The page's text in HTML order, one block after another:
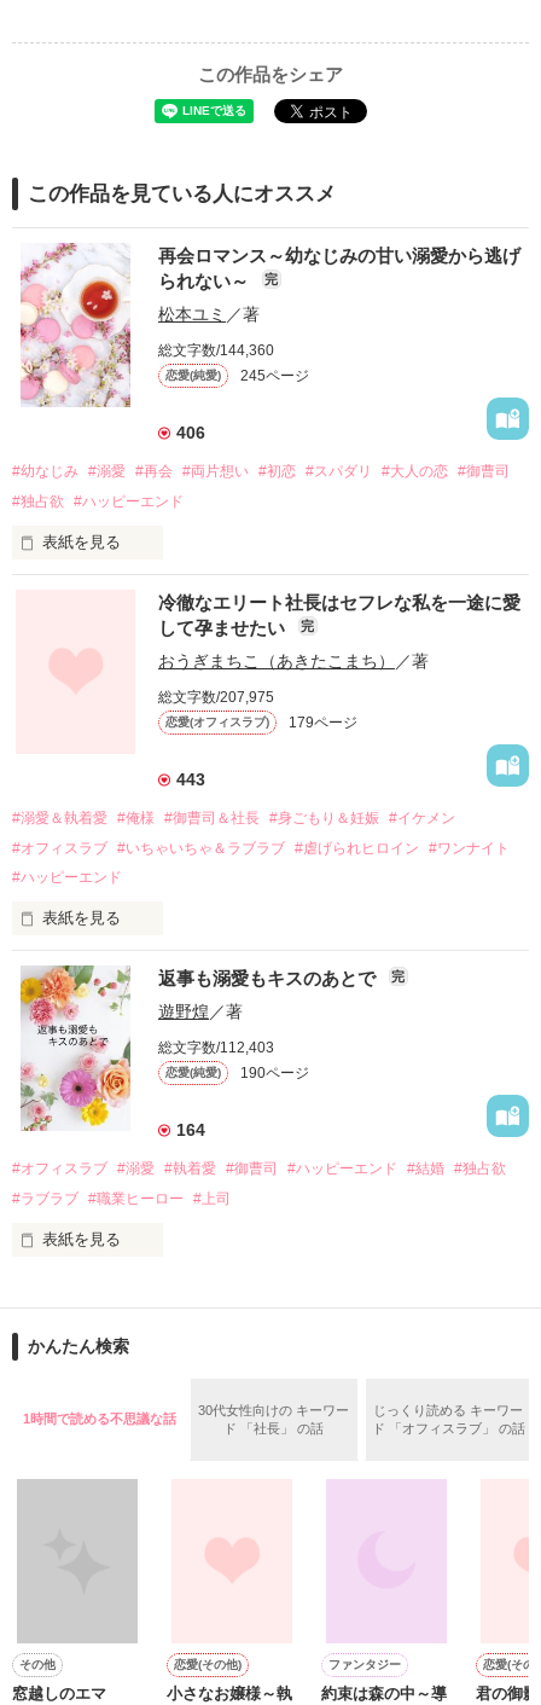
この作品をシェア
この作品を見ている人にオススメ
再会ロマンス～幼なじみの甘い溺愛から逃げ
られない～
完
松本ユミ ／著
総文字数/144,360
恋愛(純愛) 245ページ
406
#幼なじみ #溺愛 #再会 #両片想い #初恋 #スパダリ #大人の恋 #御曹司
#独占欲
#ハッピーエンド
表紙を見る
幼なじみの哲平に淡い恋心を抱いていた美桜。
しかし、ある出来事をきっかけに二人の関係は壊れてしまう。
関係修復もできないまま、美桜は両親の離婚によって
引っ越すことになり、哲平とも離れ離れになった。
それから約十二年後。
過去の傷から、二度と会いたくないと思っていた哲平に
運命のような再会を果たす。
酔った勢いで一夜を共にしてしまった。
さらに、美桜が初めてだと知った哲平は
『責任をとる、結婚しよう』と真っ直ぐに告げてきた。
戸惑う美桜とは裏腹に、好きという気持ちを隠すことなく
甘やかしてくる。
そんなある日、哲平は美桜がストーカー被害に
遭っていることを知る。
美桜を守るため、哲平は同居を提案してきて――。
夏木美桜(なつきみお)
鳴海哲平 (なるみてっぺい)
2026.6.5～2026.7.25
＊以前、公開していた話の改稿版です＊
作品を読む
冷徹なエリート社長はセフレな私を一途に愛
して孕ませたい
完
おうぎまちこ（あきたこまち） ／著
総文字数/207,975
恋愛(オフィスラブ) 179ページ
443
#溺愛＆執着愛 #俺様 #御曹司＆社長 #身ごもり＆妊娠 #イケメン
#オフィスラブ #いちゃいちゃ＆ラブラブ #虐げられヒロイン
#ワンナイト
#ハッピーエンド
表紙を見る
おかしな噂を流されて前の職場でうまくいかなかった梅田美
桜は、海外で傷心旅行をしていたところ、日本人美青年と出会
い、酒の勢いもあり一夜限りの関係となる。
帰国後、美桜は新しい職場でワンナイトした美青年と再会。
なんと彼の正体は、とある財閥御曹司にも関わらず、一族を離
れて起業した新進気鋭の実業家、社内でも冷徹だと評判な社長
――御影恭司その人だったのだ――！
なぜか恭司から飼い猫の世話係を命じられた美桜は、猫の世
の関係となってしまい――？
返事も溺愛もキスのあとで 完
遊野煌／著
総文字数/112,403
恋愛(純愛) 190ページ
164
#オフィスラブ #溺愛 #執着愛 #御曹司 #ハッピーエンド #結婚 #独占欲
#ラブラブ #職業ヒーロー #上司
表紙を見る
ションの企画戦略室で働いている。
めた、同期で恋人の石垣守（26）がいるのだが、後輩の姫原由
守と由羅から『便利屋雛子』と馬鹿にされ、一人こっそり泣い
鷹哉『宜しくな、俺の雛子』🦅
雛子『俺の……ひぃ、雛子？！！！』🐥
※表紙も作中使用の画像も全てフリー素材です。
かんたん検索
1時間で読める不思議な話
30代女性向けの キーワー
ド 「社長」 の話
じっくり読める キーワー
ド 「オフィスラブ」 の話
その他
窓越しのエマ
恋愛(その他)
小さなお嬢様～執
ファンタジー
約束は森の中～導
恋愛(その
君の御